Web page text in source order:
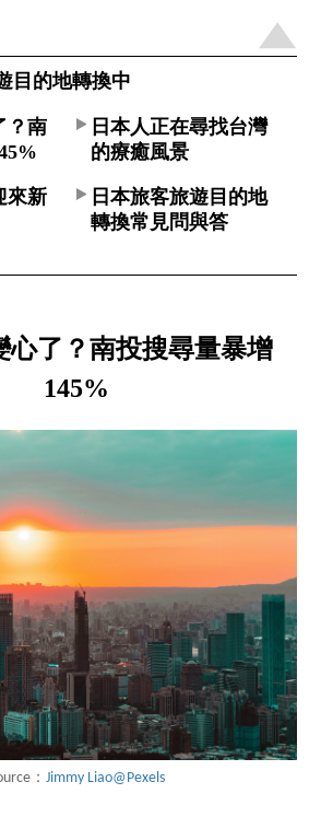
目的地轉換中
？南
日本人正在尋找台灣
的療癒風景
來新
日本旅客旅遊目的地
轉換常見問與答
心了？南投搜尋量暴增
145%
： Jimmy Liao@Pexels